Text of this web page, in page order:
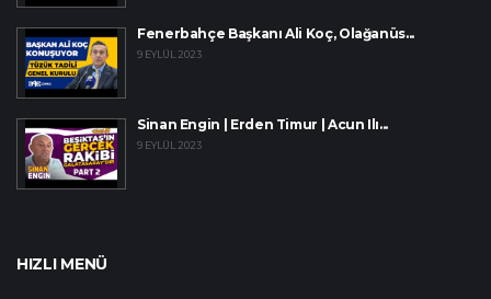
Fenerbahçe Başkanı Ali Koç, Olağanüs...
9 EYLÜL 2023
Sinan Engin | Erden Timur | Acun Ilı...
9 EYLÜL 2023
HIZLI MENÜ